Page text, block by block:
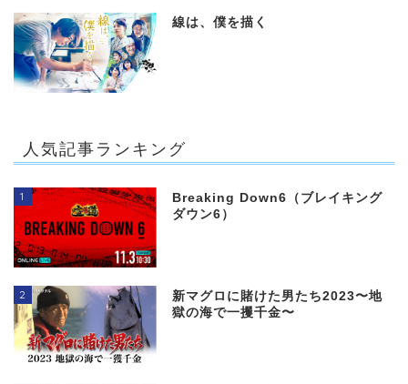
線は、僕を描く
人気記事ランキング
1
Breaking Down6（ブレイキング
ダウン6）
2
新マグロに賭けた男たち2023〜地
獄の海で一攫千金〜